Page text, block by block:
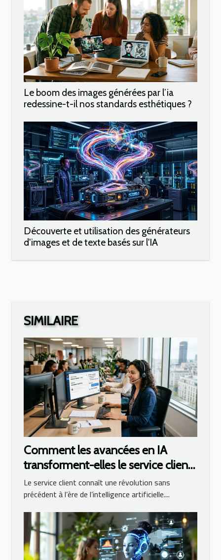
Le boom des images générées par l’ia
redessine-t-il nos standards esthétiques ?
Découverte et utilisation des générateurs
d'images et de texte basés sur l'IA
SIMILAIRE
Comment les avancées en IA
transforment-elles le service client
?
Le service client connaît une révolution sans
précédent à l’ère de l’intelligence artificielle....